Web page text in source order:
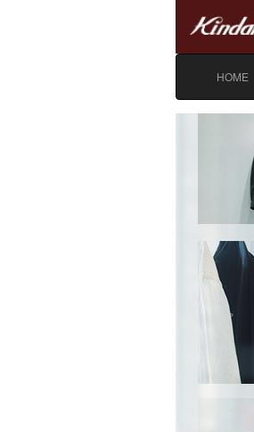
HOME